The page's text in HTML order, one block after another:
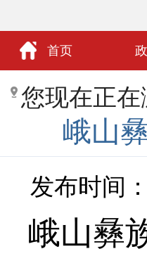
首页
政民互动
您现在正在
峨山
发布时间
峨山彝